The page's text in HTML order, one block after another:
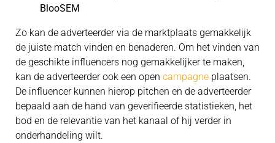
BlooSEM
Zo kan de adverteerder via de marktplaats gemakkelijk
de juiste match vinden en benaderen. Om het vinden van
de geschikte influencers nog gemakkelijker te maken,
kan de adverteerder ook een open campagne plaatsen.
De influencer kunnen hierop pitchen en de adverteerder
bepaald aan de hand van geverifieerde statistieken, het
bod en de relevantie van het kanaal of hij verder in
onderhandeling wilt.